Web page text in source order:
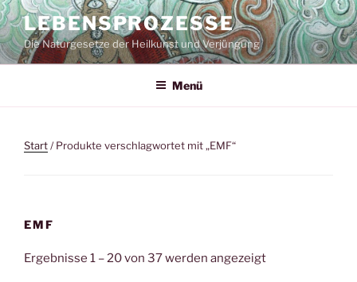
Zum
Inhalt
springen
LEBENSPROZESSE
Die Naturgesetze der Heilkunst und Verjüngung
Menü
Start/ Produkte verschlagwortet mit „EMF“
EMF
Ergebnisse 1 – 20 von 37 werden angezeigt